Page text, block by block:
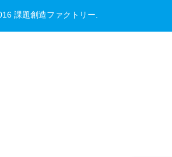
課題創造ファクトリー.